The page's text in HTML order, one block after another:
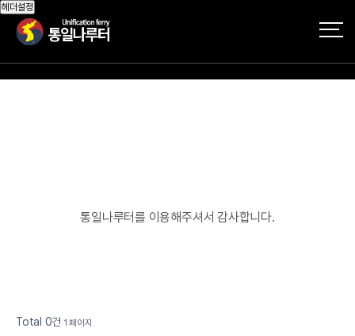
헤더설정
통일나루터를 이용해주셔서 감사합니다.
Total 0건 1 페이지